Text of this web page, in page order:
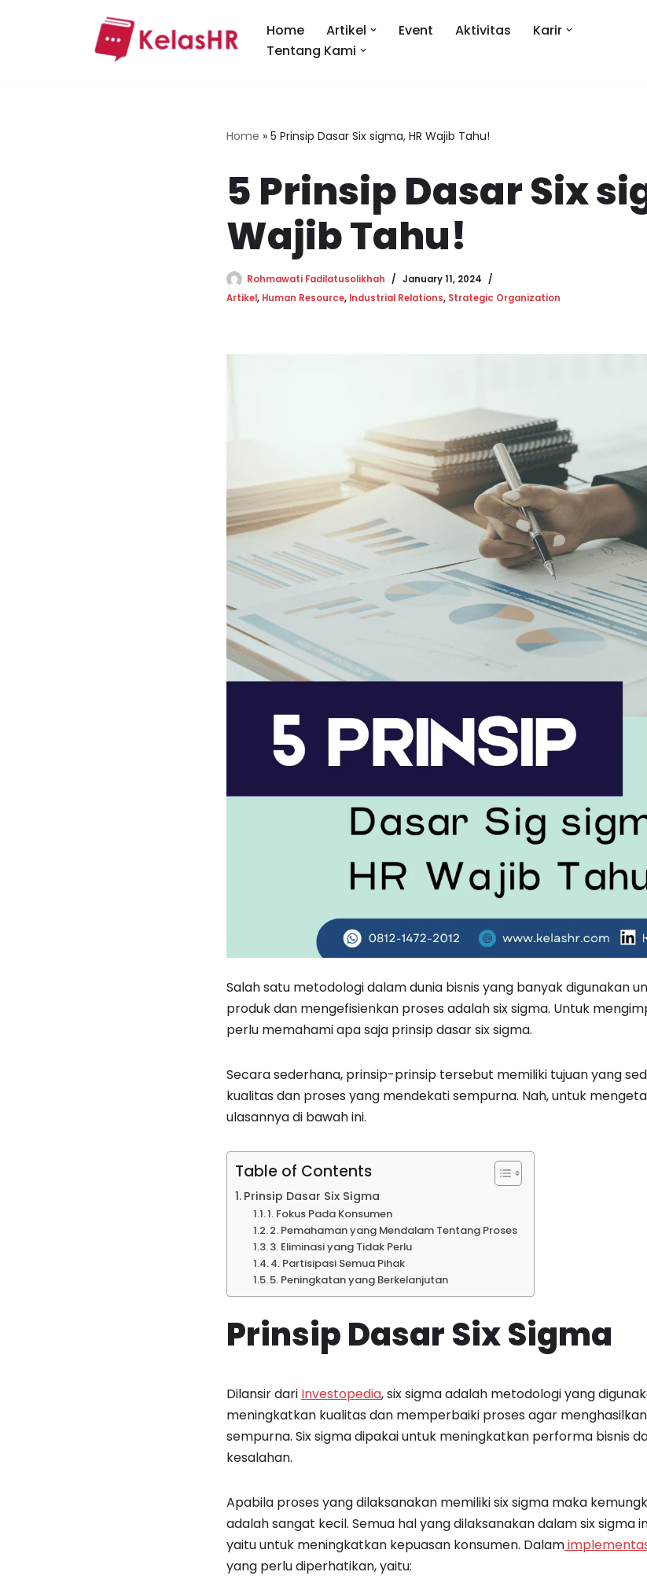
Home Artikel Event Aktivitas
Karir
Tentang Kami
Home » 5 Prinsip Dasar Six sigma, HR Wajib Tahu!
5 Prinsip Dasar Six
Wajib Tahu!
Rohmawati Fadilatusolikhah
January 11, 2024
Artikel, Human Resource, Industrial Relations, Strategic Organization
Salah satu metodologi dalam dunia bisnis yang banyak digunakan
produk dan mengefisienkan proses adalah six sigma. Untuk
perlu memahami apa saja prinsip dasar six sigma.
Secara sederhana, prinsip-prinsip tersebut memiliki tujuan yang
kualitas dan proses yang mendekati sempurna. Nah, untuk
ulasannya di bawah ini.
Table of Contents
Prinsip Dasar Six Sigma
1. Fokus Pada Konsumen
2. Pemahaman yang Mendalam Tentang Proses
3. Eliminasi yang Tidak Perlu
4. Partisipasi Semua Pihak
5. Peningkatan yang Berkelanjutan
Prinsip Dasar Six Sigma
Dilansir dari Investopedia, six sigma adalah metodologi yang
meningkatkan kualitas dan memperbaiki proses agar
sempurna. Six sigma dipakai untuk meningkatkan performa bisnis
kesalahan.
Apabila proses yang dilaksanakan memiliki six sigma maka
adalah sangat kecil. Semua hal yang dilaksanakan dalam six sigma
yaitu untuk meningkatkan kepuasan konsumen. Dalam
yang perlu diperhatikan, yaitu: